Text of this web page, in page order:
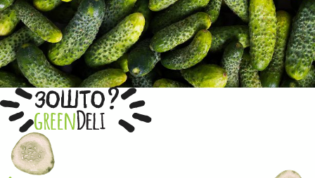
ЗОШТО?